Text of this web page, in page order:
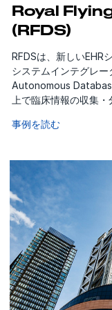
Royal
(RFDS)
RFDSは、新しいEHR
システムインテグレ
Autonomous
上で臨床情報の収集・
事例を読む